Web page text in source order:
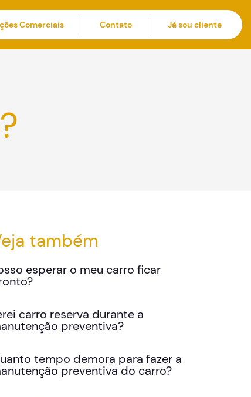
Comerciais Contato Já sou cliente
também
esperar o meu carro ficar
carro reserva durante a
preventiva?
tempo demora para fazer a
preventiva do carro?